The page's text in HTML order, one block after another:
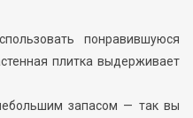
понравившуюся
плитка выдерживает
запасом — так вы